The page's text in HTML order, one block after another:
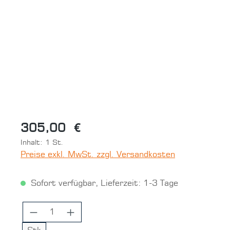
305,00 €
Inhalt: 1 St.
Preise exkl. MwSt. zzgl. Versandkosten
Sofort verfügbar, Lieferzeit: 1-3 Tage
Produkt Anzahl: Gib den